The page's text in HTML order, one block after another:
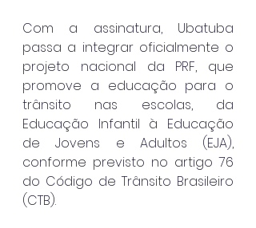
Com a assinatura, Ubatuba
passa a integrar oficialmente o
projeto nacional da PRF, que
promove a educação para o
trânsito nas escolas, da
Educação Infantil à Educação
de Jovens e Adultos (EJA),
conforme previsto no artigo 76
do Código de Trânsito Brasileiro
(CTB).